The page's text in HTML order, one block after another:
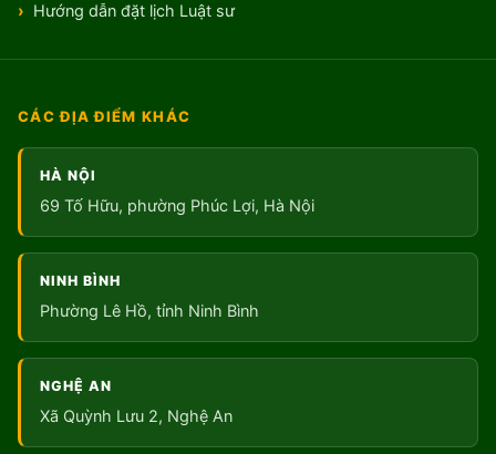
Hướng dẫn đặt lịch Luật sư
CÁC ĐỊA ĐIỂM KHÁC
HÀ NỘI
69 Tố Hữu, phường Phúc Lợi, Hà Nội
NINH BÌNH
Phường Lê Hồ, tỉnh Ninh Bình
NGHỆ AN
Xã Quỳnh Lưu 2, Nghệ An